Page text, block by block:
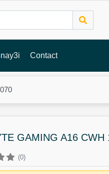
Contact
GAMING A16 CWH
(0)